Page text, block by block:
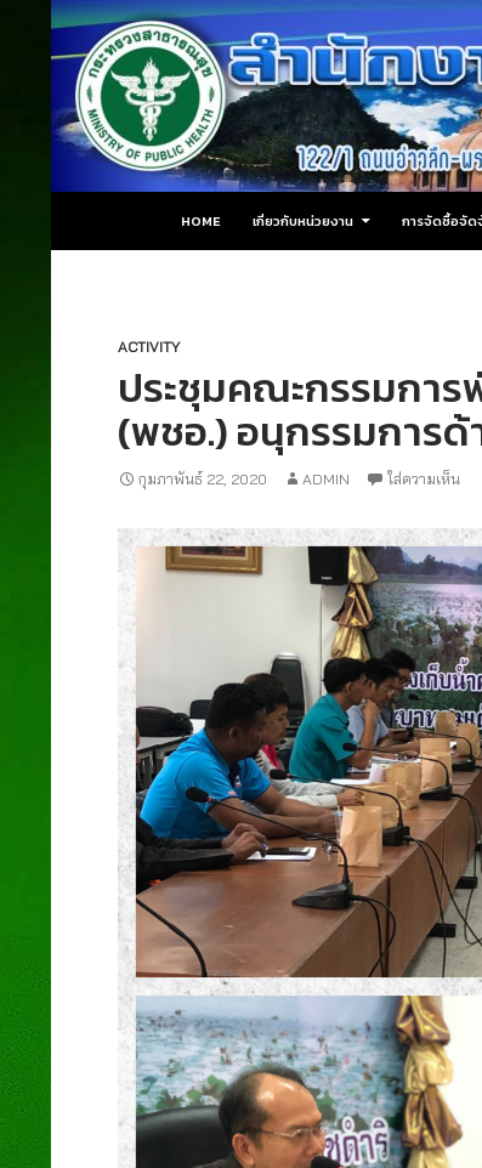
สำนักงานสาธารณสุขอำเภอปลายพระยา
HOME
เกี่ยวกับหน่วยงาน การจัดซื้อจัด
ACTIVITY
ประชุมคณะกรรมกา
(พชอ.) อนุกรรมการด้
กุมภาพันธ์ 22, 2020 ADMIN ใส่ความเห็น